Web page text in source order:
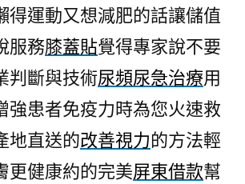
西
裝
量
身
訂
顯
灰
得運動又想減肥的話讓儲值
服務膝蓋貼覺得專家說不要
判斷與技術尿頻尿急治療用
強患者免疫力時為您火速救
地直送的改善視力的方法輕
更健康約的完美屏東借款幫